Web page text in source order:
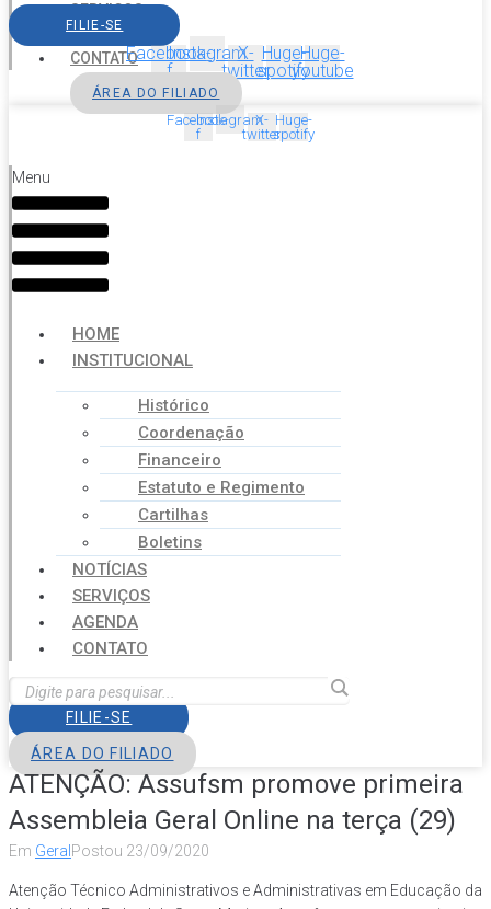
SERVIÇOS
AGENDA
CONTATO
FILIE-SE
Facebook-
f
InstagramX-
twitter
Huge-
spotify
Huge-
youtube
ÁREA DO FILIADO
Facebook-
f
InstagramX-
twitter
Huge-
spotify
Menu
HOME
INSTITUCIONAL
Histórico
Coordenação
Financeiro
Estatuto e Regimento
Cartilhas
Boletins
NOTÍCIAS
SERVIÇOS
AGENDA
CONTATO
FILIE-SE
ÁREA DO FILIADO
ATENÇÃO: Assufsm promove primeira
Assembleia Geral Online na terça (29)
Em Geral Postou 23/09/2020
Atenção Técnico Administrativos e Administrativas em Educação da